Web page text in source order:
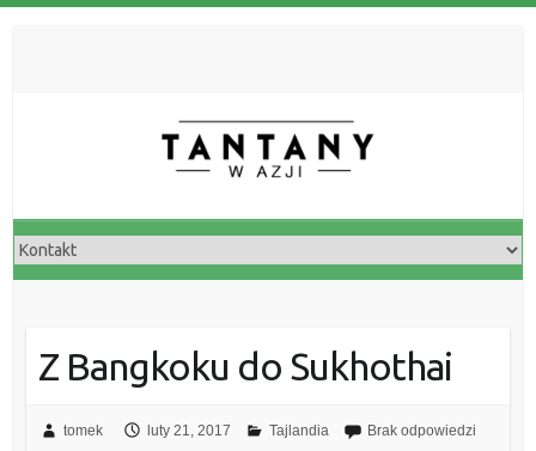
Z Bangkoku do Sukhothai
tomek luty 21, 2017 Tajlandia Brak odpowiedzi